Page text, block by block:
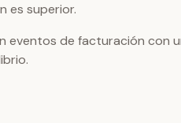
es superior.
eventos de facturación con